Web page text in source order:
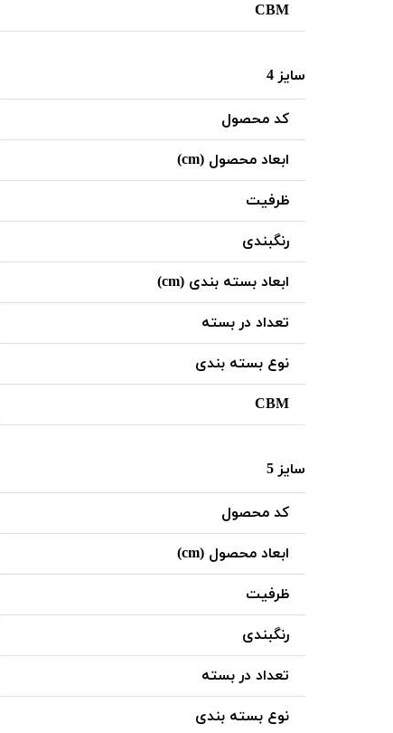
CBM
سایز 4
کد محصول
ابعاد محصول (cm)
ظرفیت
رنگبندی
ابعاد بسته بندی (cm)
تعداد در بسته
نوع بسته بندی
CBM
سایز 5
کد محصول
ابعاد محصول (cm)
ظرفیت
رنگبندی
تعداد در بسته
نوع بسته بندی